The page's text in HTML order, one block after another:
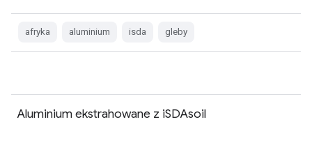
afryka aluminium isda gleby
Aluminium ekstrahowane z iSDAsoil